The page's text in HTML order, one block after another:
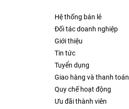
Hệ thống bán lẻ
Đối tác doanh nghiệp
Giới thiệu
Tin tức
Tuyển dụng
Giao hàng và thanh toán
Quy chế hoạt động
Ưu đãi thành viên